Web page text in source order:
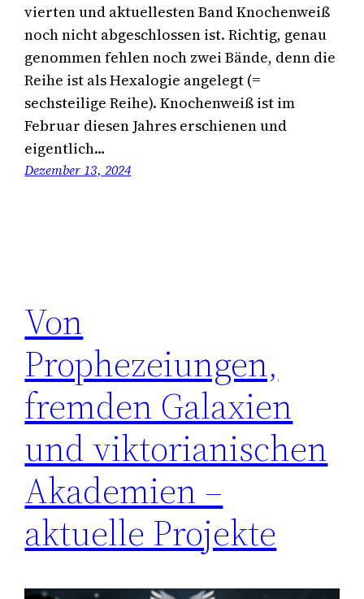
vierten und aktuellesten Band Knochenweiß
noch nicht abgeschlossen ist. Richtig, genau
genommen fehlen noch zwei Bände, denn die
Reihe ist als Hexalogie angelegt (=
sechsteilige Reihe). Knochenweiß ist im
Februar diesen Jahres erschienen und
eigentlich…
Dezember 13, 2024
Von
Prophezeiungen,
fremden Galaxien
und viktorianischen
Akademien –
aktuelle Projekte